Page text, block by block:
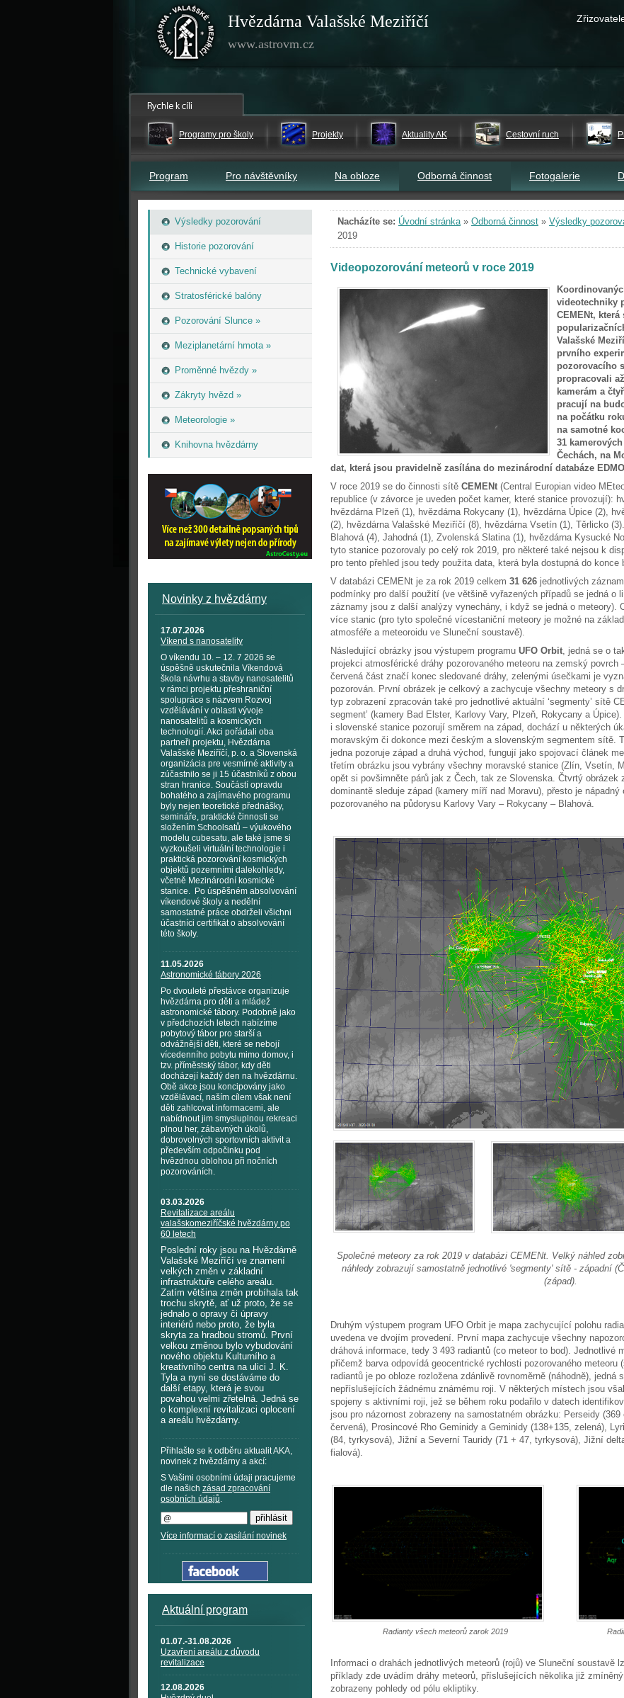
Hvězdárna Valašské Meziříčí
www.astrovm.cz
Programy pro školy Projekty Aktuality AK Cestovní ruch
Program Pro návštěvníky Na obloze Odborná činnost Fotogalerie
Výsledky pozorování
Historie pozorování
Technické vybavení
Stratosférické balóny
Pozorování Slunce »
Meziplanetární hmota »
Proměnné hvězdy »
Zákryty hvězd »
Meteorologie »
Knihovna hvězdárny
Novinky z hvězdárny
17.07.2026
Víkend s nanosatelity
O víkendu 10. – 12. 7 2026 se
úspěšně uskutečnila Víkendová
škola návrhu a stavby nanosatelitů
v rámci projektu přeshraniční
spolupráce s názvem Rozvoj
vzdělávání v oblasti vývoje
nanosatelitů a kosmických
technologií. Akci pořádali oba
partneři projektu, Hvězdárna
Valašské Meziříčí, p. o. a Slovenská
organizácia pre vesmírné aktivity a
zúčastnilo se ji 15 účastníků z obou
stran hranice. Součástí opravdu
bohatého a zajímavého programu
byly nejen teoretické přednášky,
semináře, praktické činnosti se
složením Schoolsatů – výukového
modelu cubesatu, ale také jsme si
vyzkoušeli virtuální technologie i
praktická pozorování kosmických
objektů pozemními dalekohledy,
včetně Mezinárodní kosmické
stanice. Po úspěšném absolvování
víkendové školy a nedělní
samostatné práce obdrželi všichni
účastníci certifikát o absolvování
této školy.
11.05.2026
Astronomické tábory 2026
Po dvouleté přestávce organizuje
hvězdárna pro děti a mládež
astronomické tábory. Podobně jako
v předchozích letech nabízíme
pobytový tábor pro starší a
odvážnější děti, které se nebojí
vícedenního pobytu mimo domov, i
tzv. příměstský tábor, kdy děti
docházejí každý den na hvězdárnu.
Obě akce jsou koncipovány jako
vzdělávací, naším cílem však není
děti zahlcovat informacemi, ale
nabídnout jim smysluplnou rekreaci
plnou her, zábavných úkolů,
dobrovolných sportovních aktivit a
především odpočinku pod
hvězdnou oblohou při nočních
pozorováních.
03.03.2026
Revitalizace areálu
valašskomeziříčské hvězdárny po
60 letech
Poslední roky jsou na Hvězdárně
Valašské Meziříčí ve znamení
velkých změn v základní
infrastruktuře celého areálu.
Zatím většina změn probíhala tak
trochu skrytě, ať už proto, že se
jednalo o opravy či úpravy
interiérů nebo proto, že byla
skryta za hradbou stromů. První
velkou změnou bylo vybudování
nového objektu Kulturního a
kreativního centra na ulici J. K.
Tyla a nyní se dostáváme do
další etapy, která je svou
povahou velmi zřetelná. Jedná se
o komplexní revitalizaci oplocení
a areálu hvězdárny.
Přihlašte se k odběru aktualit AKA,
novinek z hvězdárny a akcí:
S Vašimi osobními údaji pracujeme
dle našich zásad zpracování
osobních údajů.
Více informací o zasílání novinek
Aktuální program
01.07.-31.08.2026
Uzavření areálu z důvodu
revitalizace
12.08.2026
Nacházíte se: Úvodní stránka» Odborná činnost » Výsledky
2019
Videopozorování meteorů v roce 2019
videotechniky
CEMENt,
Valašské
prvního
pozorovacího
propracovali
kamerám a
pracují na
na počátku
na samotné
31
Čechách, na
dat, která jsou pravidelně zasílána do mezinárodní databáze
V roce 2019 se do činnosti sítě CEMENt (Central Europian video
republice (v závorce je uveden počet kamer, které stanice provozují):
hvězdárna Plzeň (1), hvězdárna Rokycany (1), hvězdárna Úpice (2),
(2), hvězdárna Valašské Meziříčí (8), hvězdárna Vsetín (1), Těrlicko
Blahová (4), Jahodná (1), Zvolenská Slatina (1), hvězdárna Kysucké
tyto stanice pozorovaly po celý rok 2019, pro některé také nejsou k
pro tento přehled jsou tedy použita data, která byla dostupná do konce
V databázi CEMENt je za rok 2019 celkem 31 626 jednotlivých
podmínky pro další použití (ve většině vyřazených případů se jedná o
záznamy jsou z další analýzy vynechány, i když se jedná o meteory).
více stanic (pro tyto společné vícestaniční meteory je možné na
atmosféře a meteoroidu ve Sluneční soustavě).
Následující obrázky jsou výstupem programu UFO Orbit, jedná se o
projekci atmosférické dráhy pozorovaného meteoru na zemský povrch
červená část značí konec sledované dráhy, zelenými úsečkami je
pozorován. První obrázek je celkový a zachycuje všechny meteory s
typ zobrazení zpracován také pro jednotlivé aktuální ‘segmenty’ sítě
segment’ (kamery Bad Elster, Karlovy Vary, Plzeň, Rokycany a
i slovenské stanice pozorují směrem na západ, dochází u některých
moravským či dokonce mezi českým a slovenským segmentem sítě.
jedna pozoruje západ a druhá východ, fungují jako spojovací článek
třetím obrázku jsou vybrány všechny moravské stanice (Zlín, Vsetín,
opět si povšimněte párů jak z Čech, tak ze Slovenska. Čtvrtý
dominantě sleduje západ (kamery míří nad Moravu), přesto je
pozorovaného na půdorysu Karlovy Vary – Rokycany – Blahová.
Společné meteory za rok 2019 v databázi CEMENt. Velký náhled
náhledy zobrazují samostatně jednotlivé 'segmenty' sítě - západní
(západ).
Druhým výstupem program UFO Orbit je mapa zachycující polohu
uvedena ve dvojím provedení. První mapa zachycuje všechny
dráhová informace, tedy 3 493 radiantů (co meteor to bod). Jednotlivé
přičemž barva odpovídá geocentrické rychlosti pozorovaného
radiantů je po obloze rozložena zdánlivě rovnoměrně (náhodně), jedná
nepříslušejících žádnému známému roji. V některých místech jsou
spojeny s aktivními roji, jež se během roku podařilo v datech
jsou pro názornost zobrazeny na samostatném obrázku: Perseidy
červená), Prosincové Rho Geminidy a Geminidy (138+135, zelená),
(84, tyrkysová), Jižní a Severní Tauridy (71 + 47, tyrkysová), Jižní
fialová).
Radianty všech meteorů zarok 2019
Informaci o drahách jednotlivých meteorů (rojů) ve Sluneční soustavě
příklady zde uvádím dráhy meteorů, příslušejících několika již
zobrazeny pohledy od pólu ekliptiky.